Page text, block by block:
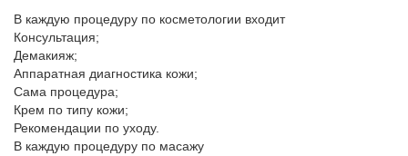
В каждую процедуру по косметологии входит
Консультация;
Демакияж;
Аппаратная диагностика кожи;
Сама процедура;
Крем по типу кожи;
Рекомендации по уходу.
В каждую процедуру по масажу